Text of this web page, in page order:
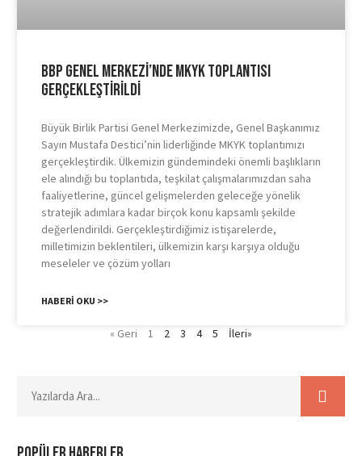
BBP Genel Merkezi’nde MKYK Toplantısı
Gerçekleştirildi
Büyük Birlik Partisi Genel Merkezimizde, Genel Başkanımız
Sayın Mustafa Destici’nin liderliğinde MKYK toplantımızı
gerçekleştirdik. Ülkemizin gündemindeki önemli başlıkların
ele alındığı bu toplantıda, teşkilat çalışmalarımızdan saha
faaliyetlerine, güncel gelişmelerden geleceğe yönelik
stratejik adımlara kadar birçok konu kapsamlı şekilde
değerlendirildi. Gerçekleştirdiğimiz istişarelerde,
milletimizin beklentileri, ülkemizin karşı karşıya olduğu
meseleler ve çözüm yolları
HABERI OKU >>
« Geri 1 2 3 4 5 İleri»